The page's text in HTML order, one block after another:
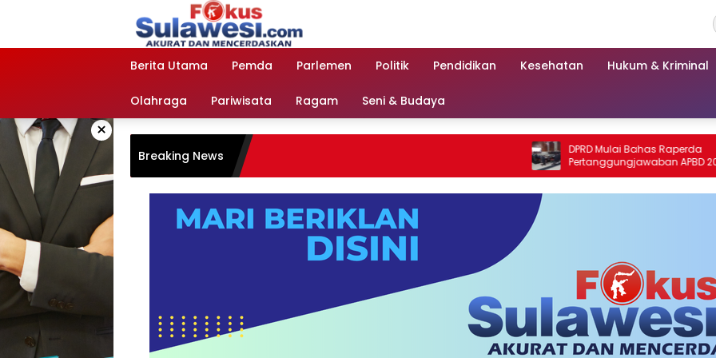
Berita Utama
Pemda Parlemen Politik Pendidikan Kesehatan Hukum & Kriminal
Olahraga Pariwisata Ragam Seni & Budaya
×
Breaking News
DPRD Mulai Bahas Raperda
Pertanggungjawaban APBD 2025
Kabupaten Parigi Moutong